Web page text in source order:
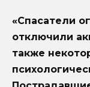
«Спасатели
отключили
также